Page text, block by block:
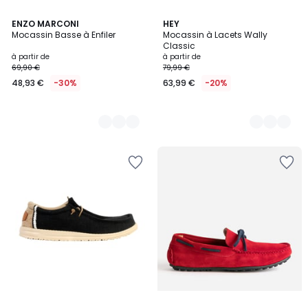
ENZO MARCONI
Mocassin Basse à Enfiler
à partir de
69,90 €
48,93 € -30%
5
Couleurs
HEY
Mocassin à Lacets Wally
Classic
à partir de
79,99 €
63,99 € -20%
4
Couleurs